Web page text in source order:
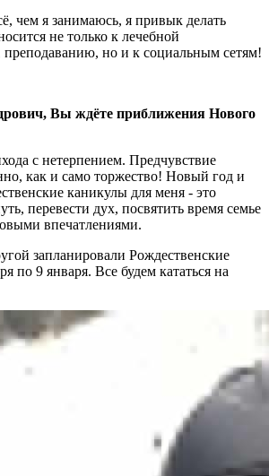
чем я занимаюсь, я привык делать
не только к лечебной
преподаванию, но и к социальным сетям!
Вы ждёте приближения Нового
с нетерпением. Предчувствие
как и само торжество! Новый год и
каникулы для меня - это
перевести дух, посвятить время семье
впечатлениями.
запланировали Рождественские
по 9 января. Все будем кататься на